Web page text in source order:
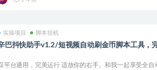
实操项目 脚本挂机
巴抖快助手v1.2/短视频自动刷金币脚本工具，
平台通用，完美运行 适放你的右手。和我一起享受全自